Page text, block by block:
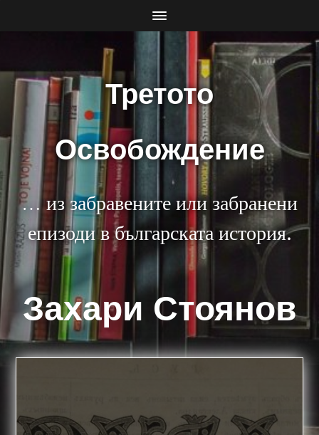
Третото
Освобождение
… из забравените или забранени
епизоди в българската история.
Захари Стоянов